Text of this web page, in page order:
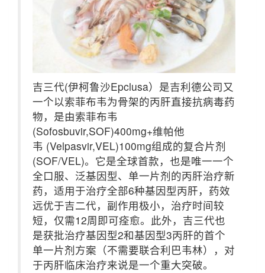
吉三代(伊柯鲁沙Epclusa）是吉利德公司又
一个以索菲布韦为骨架的丙肝直接抗病毒药
物，是由索菲布韦
(Sofosbuvir,SOF)400mg+维帕他
韦 (Velpasvir,VEL)100mg组成的复合片剂
(SOF/VEL)。它是全球首款，也是唯一一个
全口服、泛基因型、单一片剂的丙肝治疗新
药，适用于治疗全部6种基因型丙肝，药效
远优于吉二代，副作用极小，治疗时间较
短，仅需12周即可痊愈。此外，吉三代也
是获批治疗基因型2和基因型3丙肝的首个
单一片剂方案（不需要联合利巴韦林），对
于丙肝临床治疗来说是一个重大突破。